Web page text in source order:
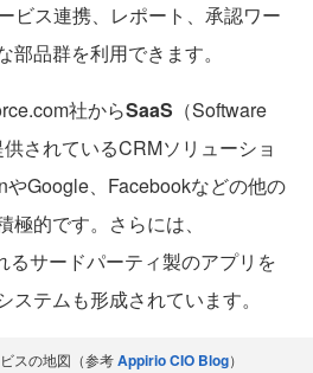
ビス連携、レポート、承認ワー
品群を利用できます。
社からSaaS （Software
されているCRMソリューショ
やGoogle、Facebookなどの他の
的です。さらには、
るサードパーティ製のアプリを
テムも形成されています。
スの地図（参考Appirio CIO Blog）